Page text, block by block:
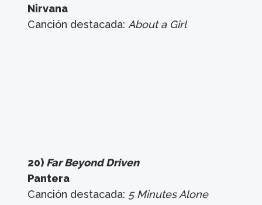
Nirvana
Canción destacada:About a Girl
20) Far Beyond Driven
Pantera
Canción destacada: 5 Minutes Alone